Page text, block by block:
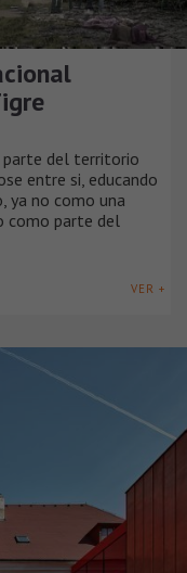
parte del territorio
entre si, educando
ya no como una
como parte del
VER +